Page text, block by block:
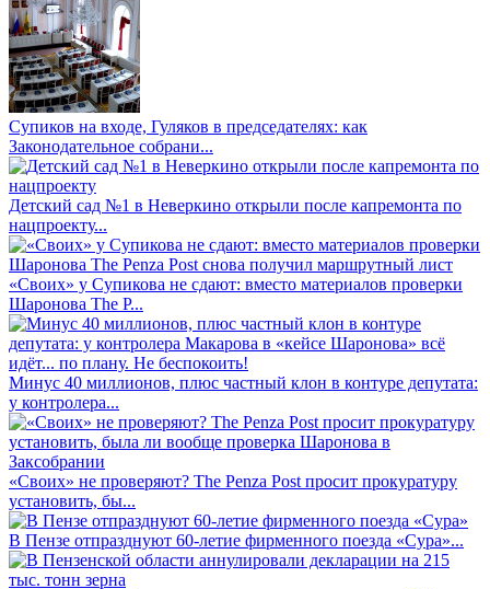
Супиков на входе, Гуляков в председателях: как
Законодательное собрани...
Детский сад №1 в Неверкино открыли после капремонта по
нацпроекту...
«Своих» у Супикова не сдают: вместо материалов проверки
Шаронова The P...
Минус 40 миллионов, плюс частный клон в контуре депутата:
у контролера...
«Своих» не проверяют? The Penza Post просит прокуратуру
установить, бы...
В Пензе отпразднуют 60-летие фирменного поезда «Сура»...